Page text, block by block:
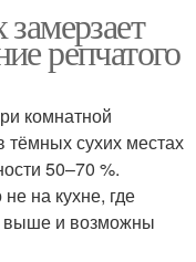
репчатого
комнатной
тёмных сухих местах
50–70 %.
на кухне, где
выше и возможны